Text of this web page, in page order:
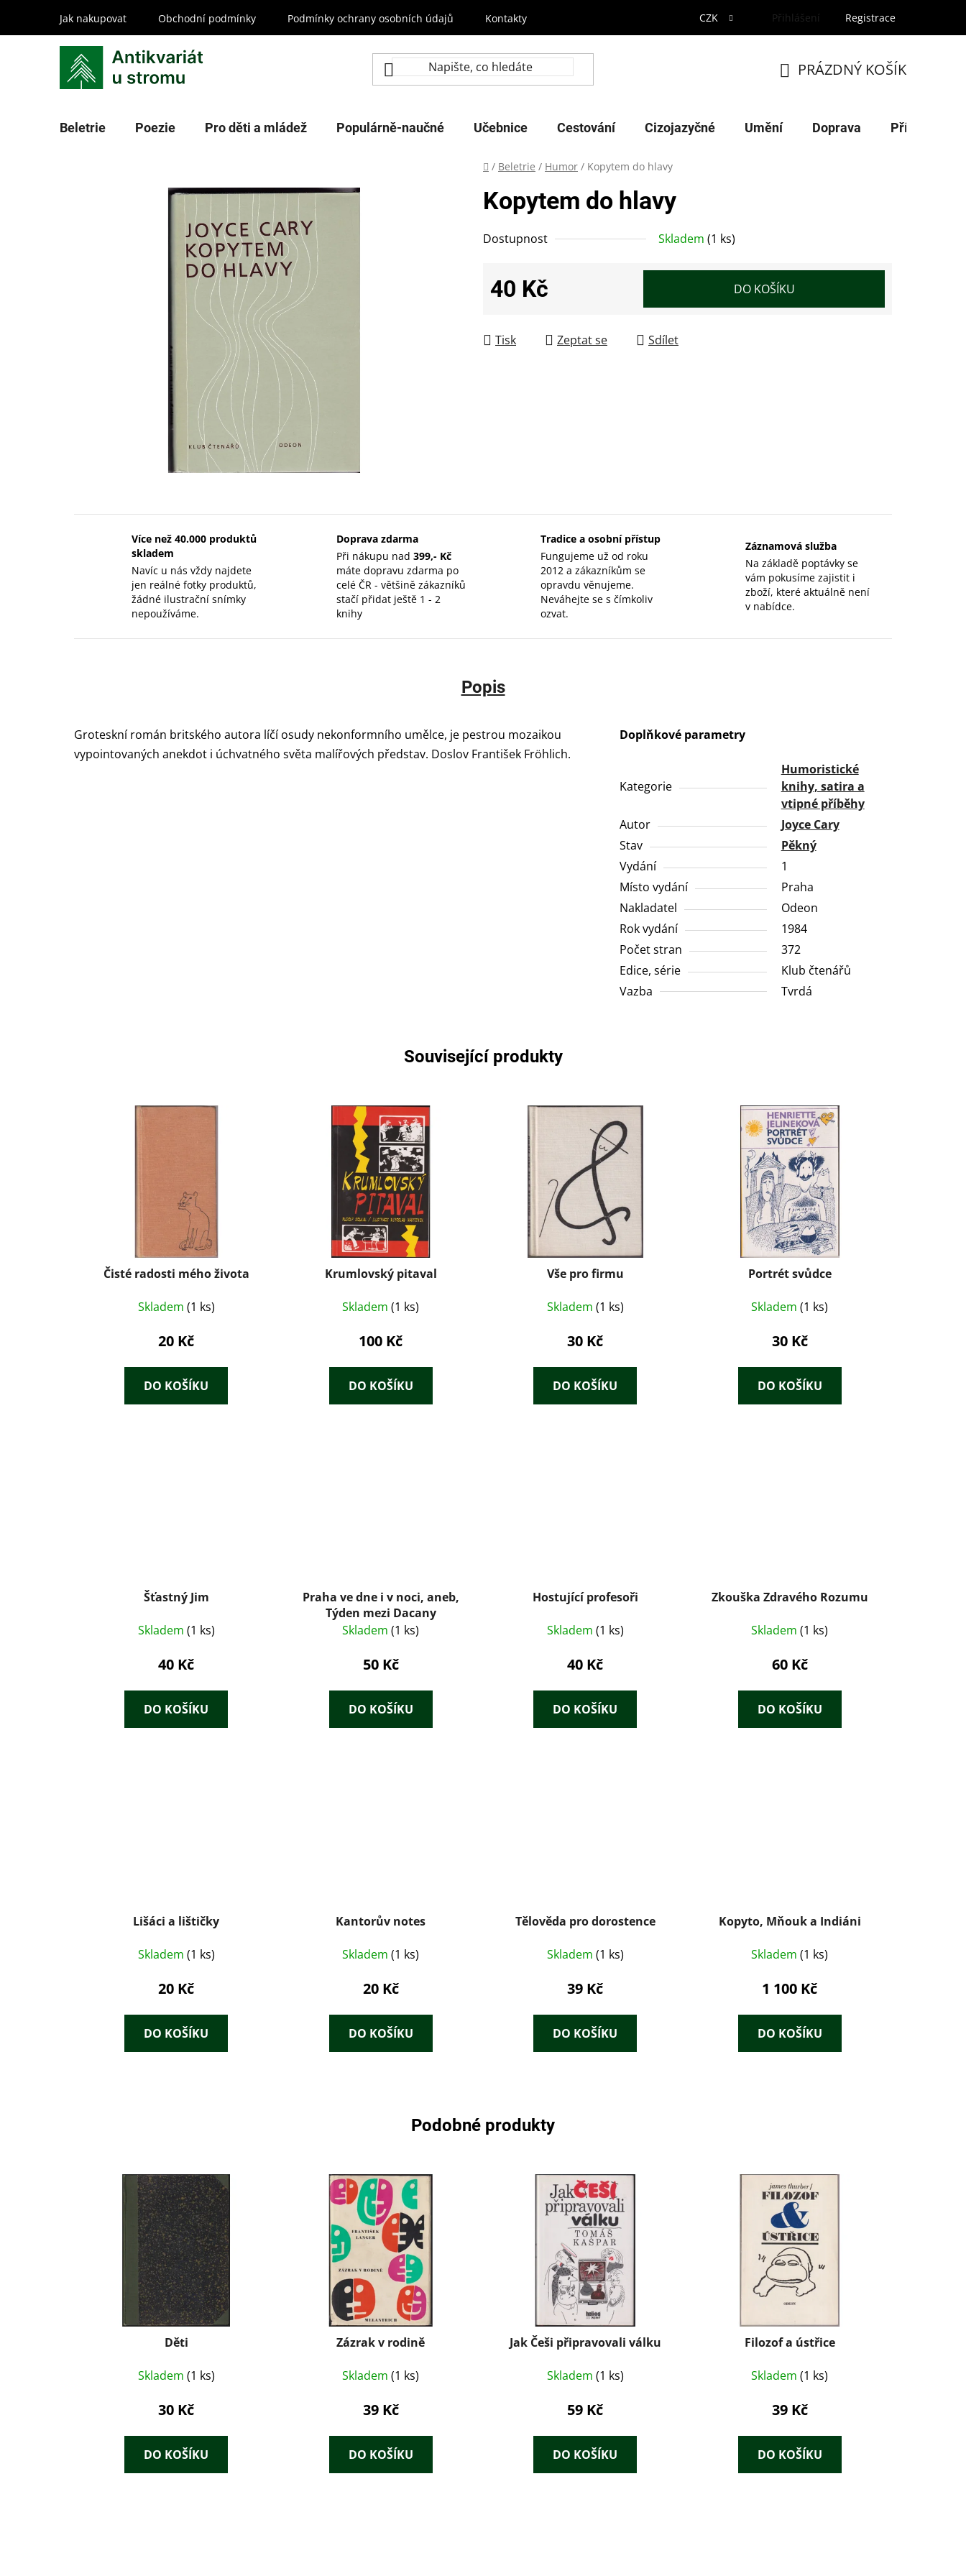
obsah
Jak nakupovat Obchodní podmínky Podmínky ochrany osobních údajů Kontakty CZK Přihlášení Registrace
KOŠÍK
PRÁZDNÝ KOŠÍK
Beletrie Poezie Pro děti a mládež Populárně-naučné Učebnice Cestování Cizojazyčné Umění Doprava Příroda
Domů
/ Beletrie / Humor / Kopytem do hlavy
Kopytem do hlavy
Dostupnost Skladem (1 ks)
40 Kč DO KOŠÍKU
Tisk Zeptat se Sdílet
Více než 40.000 produktů
skladem
Navíc u nás vždy najdete
jen reálné fotky produktů,
žádné ilustrační snímky
nepoužíváme.
Doprava zdarma
Při nákupu nad 399,- Kč
máte dopravu zdarma po
celé ČR - většině zákazníků
stačí přidat ještě 1 - 2
knihy
Tradice a osobní přístup
Fungujeme už od roku
2012 a zákazníkům se
opravdu věnujeme.
Neváhejte se s čímkoliv
ozvat.
Záznamová služba
Na základě poptávky se
vám pokusíme zajistit i
zboží, které aktuálně není
v nabídce.
Popis
Groteskní román britského autora líčí osudy nekonformního umělce, je pestrou mozaikou
vypointovaných anekdot i úchvatného světa malířových představ. Doslov František Fröhlich.
Doplňkové parametry
Kategorie
Humoristické
knihy, satira a
vtipné příběhy
Autor
Joyce Cary
Stav
Pěkný
Vydání
1
Místo vydání
Praha
Nakladatel
Odeon
Rok vydání
1984
Počet stran
372
Edice, série
Klub čtenářů
Vazba
Tvrdá
Související produkty
Čisté radosti mého života
Skladem (1 ks)
20 Kč
DO KOŠÍKU
Krumlovský pitaval
Skladem(1 ks)
100 Kč
DO KOŠÍKU
Vše pro firmu
Skladem (1 ks)
30 Kč
DO KOŠÍKU
Portrét svůdce
Skladem(1 ks)
30 Kč
DO KOŠÍKU
Šťastný Jim
Skladem (1 ks)
40 Kč
DO KOŠÍKU
Praha ve dne i v noci, aneb,
Týden mezi Dacany
Skladem(1 ks)
50 Kč
DO KOŠÍKU
Hostující profesoři
Skladem (1 ks)
40 Kč
DO KOŠÍKU
Zkouška Zdravého Rozumu
Skladem(1 ks)
60 Kč
DO KOŠÍKU
Lišáci a lištičky
Skladem (1 ks)
20 Kč
DO KOŠÍKU
Kantorův notes
Skladem(1 ks)
20 Kč
DO KOŠÍKU
Tělověda pro dorostence
Skladem (1 ks)
39 Kč
DO KOŠÍKU
Kopyto, Mňouk a Indiáni
Skladem(1 ks)
1 100 Kč
DO KOŠÍKU
Podobné produkty
Děti
Skladem (1 ks)
30 Kč
DO KOŠÍKU
Zázrak v rodině
Skladem(1 ks)
39 Kč
DO KOŠÍKU
Jak Češi připravovali válku
Skladem (1 ks)
59 Kč
DO KOŠÍKU
Filozof a ústřice
Skladem(1 ks)
39 Kč
DO KOŠÍKU